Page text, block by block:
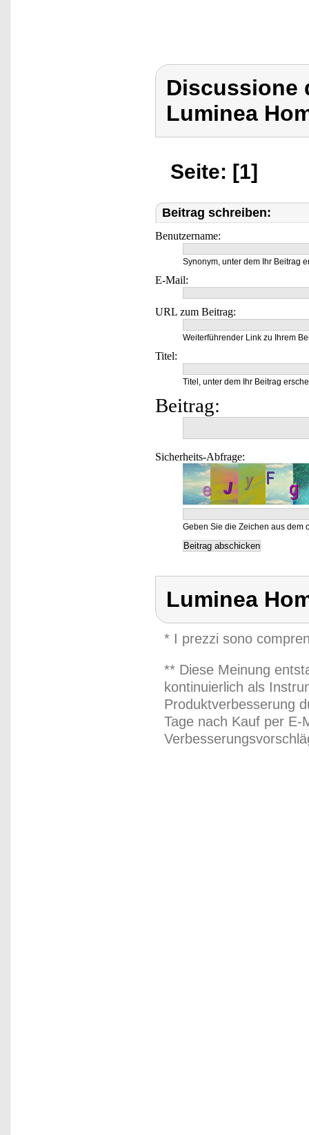
Discussione
Luminea
Seite: [1]
Beitrag schreiben:
Benutzername:
Synonym, unter dem Ihr Beitrag
E-Mail:
URL zum Beitrag:
Weiterführender Link zu Ihrem
Titel:
Titel, unter dem Ihr Beitrag
Beitrag:
Sicherheits-Abfrage:
Geben Sie die Zeichen aus dem
Luminea
* I prezzi sono
** Diese Meinung
kontinuierlich als
Produktverbesserung
Tage nach Kauf per E-